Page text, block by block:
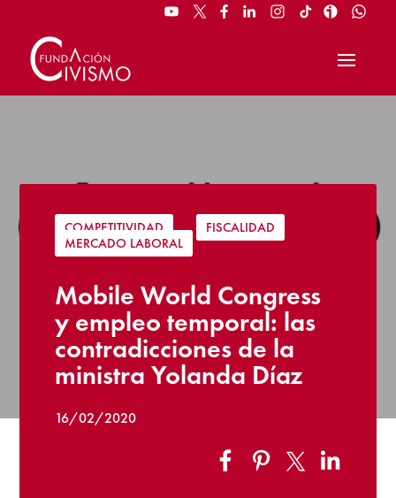
COMPETITIVIDAD | FISCALIDAD
MERCADO LABORAL
Mobile World Congress
y empleo temporal: las
contradicciones de la
ministra Yolanda Díaz
16/02/2020